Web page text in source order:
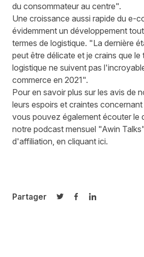
du consommateur au centre".
Une croissance aussi rapide du e-
évidemment un développement
termes de logistique. "La dernière
peut être délicate et je crains que le
logistique ne suivent pas
commerce en 2021".
Pour en savoir plus sur les avis de
leurs espoirs et craintes concernant
vous pouvez également écouter le
notre podcast mensuel "Awin
d'affiliation, en cliquant ici.
Partager
Partager sur Twitter
Partager sur
Partager sur